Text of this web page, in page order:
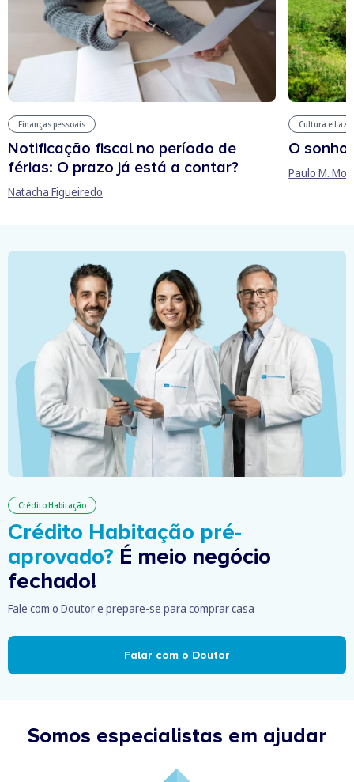
Finanças pessoais
Notificação fiscal no período de
férias: O prazo já está a contar?
Natacha Figueiredo
Cultura e
O sonho
Paulo M.
Crédito Habitação
Crédito Habitação pré-
aprovado? É meio negócio
fechado!
Fale com o Doutor e prepare-se para comprar casa
Falar com o Doutor
Somos especialistas em ajudar